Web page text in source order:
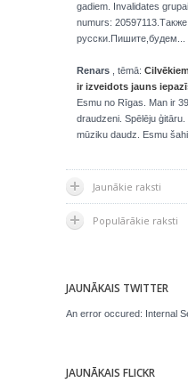
gadiem. Invalidates
numurs:
русски.Пишите,будем...
Renars , tēmā:
ir izveidots jauns
Esmu no Rīgas. Man ir
draudzeni. Spēlēju
mūziku daudz. Esmu
Jaunākie raksti
Populārākie raksti
JAUNĀKAIS TWITTER
An error occured: Internal
JAUNĀKAIS FLICKR